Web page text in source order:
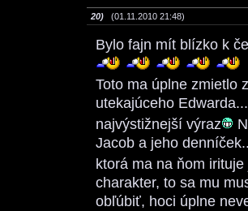
20) (01.11.2010 21:48)
Bylo fajn mít blízko k
Toto ma úplne zmietlo
utekajúceho
najvýstižnejší výraz
Jacob a jeho
ktorá ma na ňom
charakter, to sa mu
obľúbiť, hoci úplne